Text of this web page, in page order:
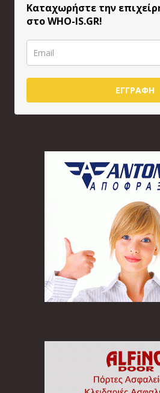
Καταχωρήστε την
στο WHO-IS.GR!
ΕΓΓΡΑΦΗ